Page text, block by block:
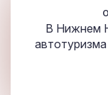
В Нижнем